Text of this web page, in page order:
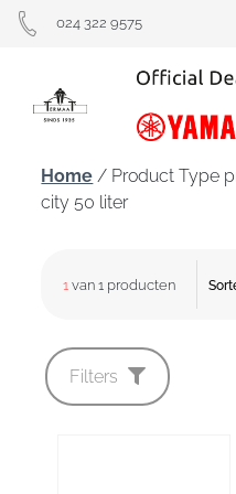
024 322 9575
Home / Product Type
city 50 liter
1van 1 producten
Filters